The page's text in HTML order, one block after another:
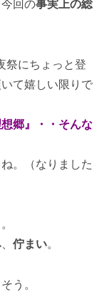
回の事実上の総
祭にちょっと登
て嬉しい限りで
郷』・・そんな
。（なりました
、 佇まい。
う。